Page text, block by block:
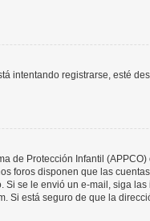
intentando registrarse, esté
de Protección Infantil
foros disponen que las
se le envió un e-mail, siga
está seguro de que la